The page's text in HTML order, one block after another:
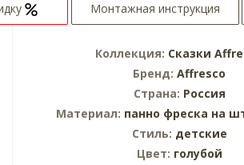
Монтажная инструкция
Коллекция: Сказки
Бренд: Affresco
Страна: Россия
Материал: панно фреска на
Стиль: детские
Цвет: голубой